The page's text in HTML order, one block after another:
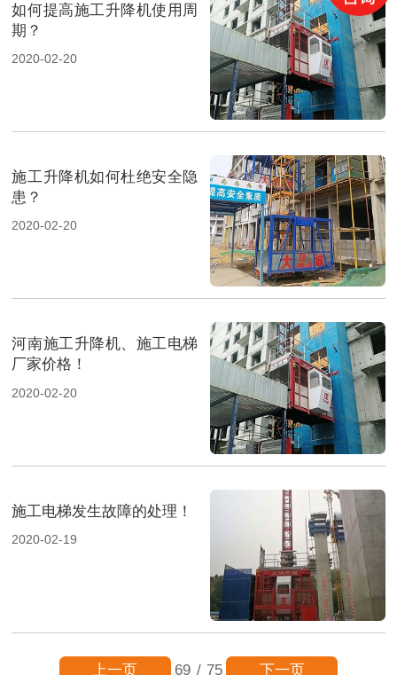
如何提高施工升降机使用周
期？
2020-02-20
施工升降机如何杜绝安全隐
患？
2020-02-20
河南施工升降机、施工电梯
厂家价格！
2020-02-20
施工电梯发生故障的处理！
2020-02-19
69 / 75
上一页 下一页